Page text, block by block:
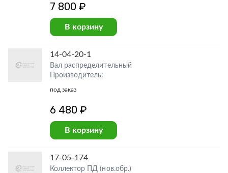
7 800 ₽
В корзину
14-04-20-1
Вал распределительный
Производитель:
под заказ
6 480 ₽
В корзину
17-05-174
Коллектор ПД (нов.обр.)